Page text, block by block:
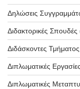
Δηλώσεις
Διδακτορικές Σπουδές
Διδάσκοντες Τμήματος
Διπλωματικές
Διπλωματικές